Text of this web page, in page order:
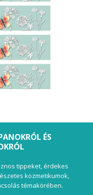
ÉS
tippeket, érdekes
kozmetikumok,
témakörében.